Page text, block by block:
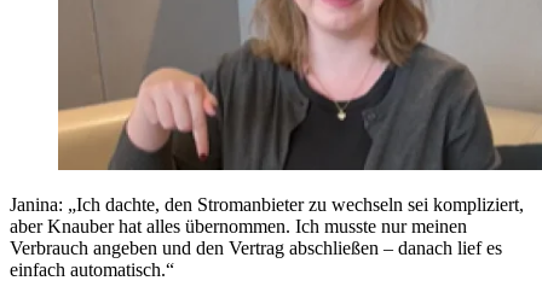
Janina: „Ich dachte, den Stromanbieter zu wechseln sei kompliziert,
aber Knauber hat alles übernommen. Ich musste nur meinen
Verbrauch angeben und den Vertrag abschließen – danach lief es
einfach automatisch.“